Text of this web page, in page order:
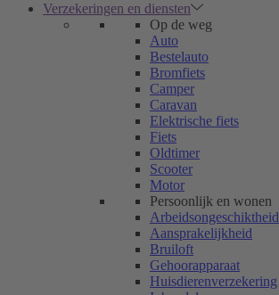
Verzekeringen en diensten
Op de weg
Auto
Bestelauto
Bromfiets
Camper
Caravan
Elektrische fiets
Fiets
Oldtimer
Scooter
Motor
Persoonlijk en wonen
Arbeidsongeschiktheid
Aansprakelijkheid
Bruiloft
Gehoorapparaat
Huisdierenverzekering